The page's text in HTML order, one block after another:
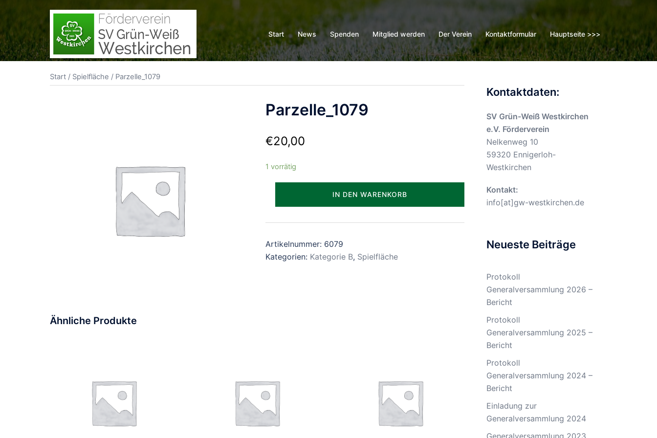
springen
Start News Spenden Mitglied werden Der Verein Kontaktformular Hauptseite >>>
Start / Spielfläche / Parzelle_1079
Parzelle_1079
€20,00
1 vorrätig
IN DEN WARENKORB
Artikelnummer: 6079
Kategorien: Kategorie B, Spielfläche
Ähnliche Produkte
Kontaktdaten:
SV Grün-Weiß Westkirchen
e.V. Förderverein
Nelkenweg 10
59320 Ennigerloh-
Westkirchen
Kontakt:
info[at]gw-westkirchen.de
Neueste Beiträge
Protokoll
Generalversammlung 2026 –
Bericht
Protokoll
Generalversammlung 2025 –
Bericht
Protokoll
Generalversammlung 2024 –
Bericht
Einladung zur
Generalversammlung 2024
Generalversammlung 2023